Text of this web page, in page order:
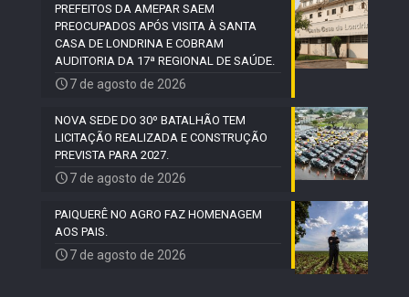
PREFEITOS DA AMEPAR SAEM
PREOCUPADOS APÓS VISITA À SANTA
CASA DE LONDRINA E COBRAM
AUDITORIA DA 17ª REGIONAL DE SAÚDE.
7 de agosto de 2026
NOVA SEDE DO 30º BATALHÃO TEM
LICITAÇÃO REALIZADA E CONSTRUÇÃO
PREVISTA PARA 2027.
7 de agosto de 2026
PAIQUERÊ NO AGRO FAZ HOMENAGEM
AOS PAIS.
7 de agosto de 2026